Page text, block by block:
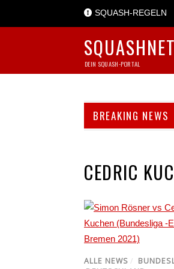
SQUASH-REGELN
DEIN SQUASH-PORTAL
BREAKING NEWS
CEDRIC
ALLE NEWS /